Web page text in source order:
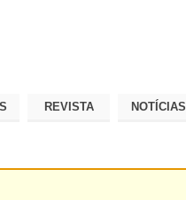
REVISTA NOTÍCIAS